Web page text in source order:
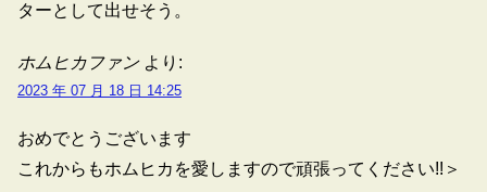
ターとして出せそう。
ホムヒカファン より:
2023 年 07 月 18 日 14:25
おめでとうございます
これからもホムヒカを愛しますので頑張ってください!!＞